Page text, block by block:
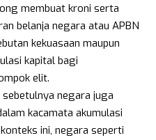
membuat kroni serta
belanja negara atau APBN
kekuasaan maupun
kapital bagi
elit.
negara juga
kacamata akumulasi
ini, negara seperti